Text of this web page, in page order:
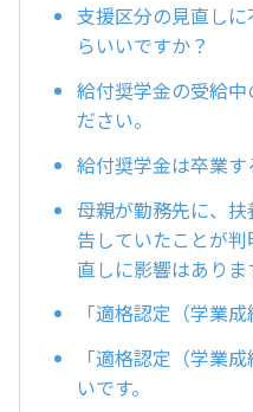
支援区分の見直し
らいいですか？
給付奨学金の受給
ださい。
給付奨学金は卒業
母親が勤務先に、
告していたことが
直しに影響はありま
「適格認定（学業
「適格認定（学業
いです。